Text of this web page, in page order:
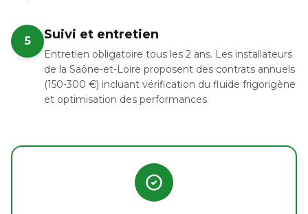
5 Suivi et entretien
Entretien obligatoire tous les 2 ans. Les installateurs
de la Saône-et-Loire proposent des contrats annuels
(150-300 €) incluant vérification du fluide frigorigène
et optimisation des performances.